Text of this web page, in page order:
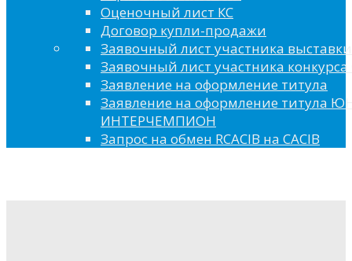
Оценочный лист КС
Договор купли-продажи
Заявочный лист участника выставки
Заявочный лист участника конкурса
Заявление на оформление титула
Заявление на оформление титула
ИНТЕРЧЕМПИОН
Запрос на обмен RCACIB на CACIB